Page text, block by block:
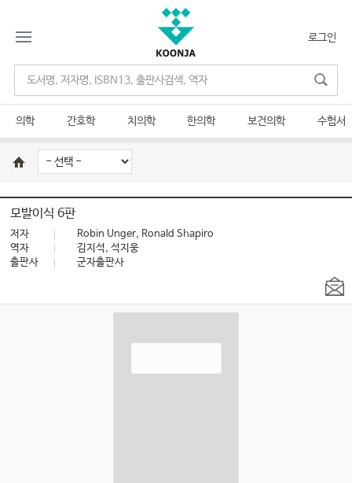
로그인
의학 간호학 치의학 한의학 보건의학 수험서
모발이식 6판
저자
Robin Unger, Ronald Shapiro
역자
김지석, 석지웅
출판사
군자출판사